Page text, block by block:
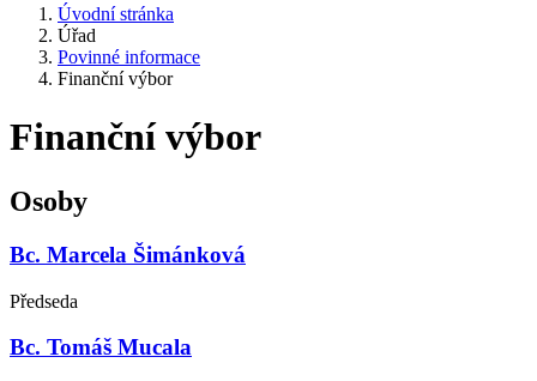
Úvodní stránka
Úřad
Povinné informace
Finanční výbor
Finanční výbor
Osoby
Bc. Marcela Šimánková
Předseda
Bc. Tomáš Mucala